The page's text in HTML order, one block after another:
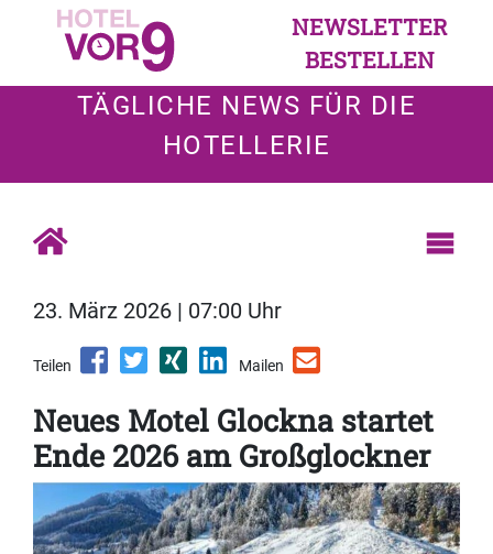
NEWSLETTER
BESTELLEN
TÄGLICHE NEWS FÜR DIE
HOTELLERIE
23. März 2026 | 07:00 Uhr
Teilen Mailen
Neues Motel Glockna startet
Ende 2026 am Großglockner